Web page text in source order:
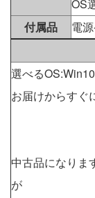
OS
付属品
電
選べる
お届けからすぐ
中古品になりま
が